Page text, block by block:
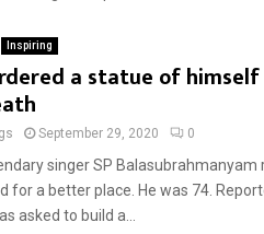
Inspiring
a statue of
September 29, 2020 0
singer SP Balasubrahmanyam
for a better place. He was 74.
asked to build a...